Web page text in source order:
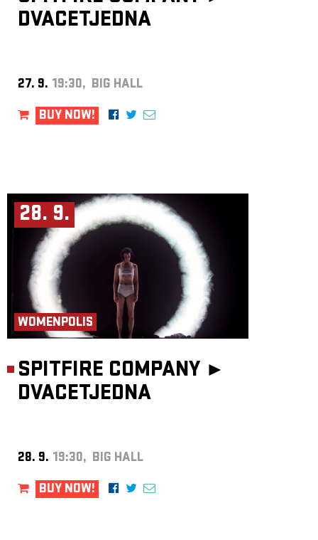
DVACETJEDNA
27. 9. 19:30, BIG HALL
BUY NOW!
28. 9.
WOMENPOLIS
SPITFIRE COMPANY ►
DVACETJEDNA
28. 9. 19:30, BIG HALL
BUY NOW!